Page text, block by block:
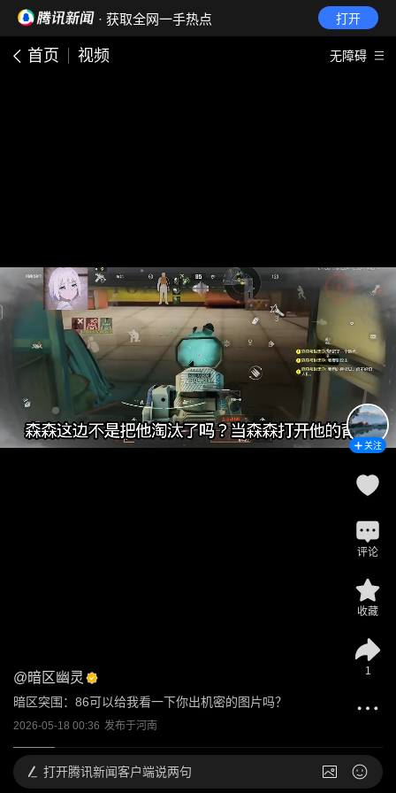
· 获取全网一手热点 打开
首页 视频 无障碍
@暗区幽灵
暗区突围：86可以给我看一下你出机密的图片吗？
2026-05-18 00:36 发布于河南
关注
评论
收藏
1
打开腾讯新闻客户端说两句